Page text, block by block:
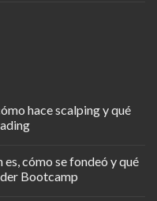
hace scalping y qué
cómo se fondeó y qué
Bootcamp